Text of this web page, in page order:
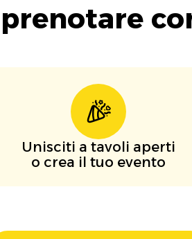
Unisciti a tavoli aperti
o crea il tuo evento